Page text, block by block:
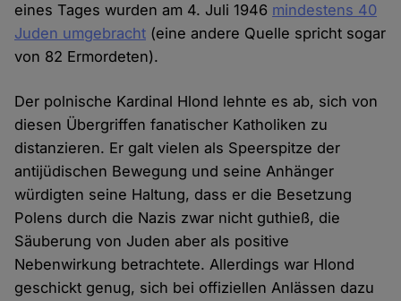
eines Tages wurden am 4. Juli 1946 mindestens 40
Juden umgebracht (eine andere Quelle spricht sogar
von 82 Ermordeten).
Der polnische Kardinal Hlond lehnte es ab, sich von
diesen Übergriffen fanatischer Katholiken zu
distanzieren. Er galt vielen als Speerspitze der
antijüdischen Bewegung und seine Anhänger
würdigten seine Haltung, dass er die Besetzung
Polens durch die Nazis zwar nicht guthieß, die
Säuberung von Juden aber als positive
Nebenwirkung betrachtete. Allerdings war Hlond
geschickt genug, sich bei offiziellen Anlässen dazu